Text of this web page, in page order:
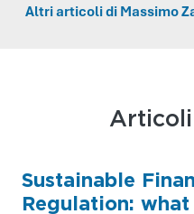
Altri articoli di Massimo
Sustainable
Regulation: